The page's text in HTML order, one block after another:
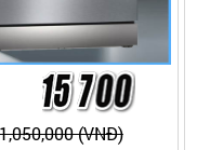
(VNĐ)